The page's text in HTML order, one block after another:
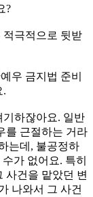
?
극적으로 뒷받
우 금지법 준비
.
하잖아요. 일반
를 근절하는 거라
는데, 불공정하
가 없어요. 특히
사건을 맡았던 변
나와서 그 사건